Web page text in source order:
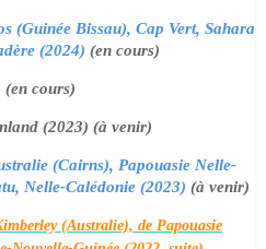
(Guinée Bissau), Cap Vert, Sahara
(2024) (en cours)
(en cours)
(2023) (à venir)
(Cairns), Papouasie Nelle-
Nelle-Calédonie (2023) (à venir)
(Australie), de Papouasie